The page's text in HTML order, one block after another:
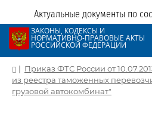
Актуальные документы по
ЗАКОНЫ, КОДЕКСЫ И
НОРМАТИВНО-ПРАВОВЫЕ АКТЫ
РОССИЙСКОЙ ФЕДЕРАЦИИ
| Приказ ФТС России от
из реестра таможенных
грузовой автокомбинат"